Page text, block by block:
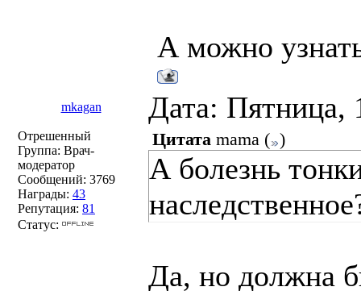
А можно
mkagan Дата: Пятница,
Отрешенный
Группа: Врач-
модератор
Сообщений: 3769
Награды: 43
Репутация: 81
Статус:
Цитата mama ( )
А болезнь
Да, но должна